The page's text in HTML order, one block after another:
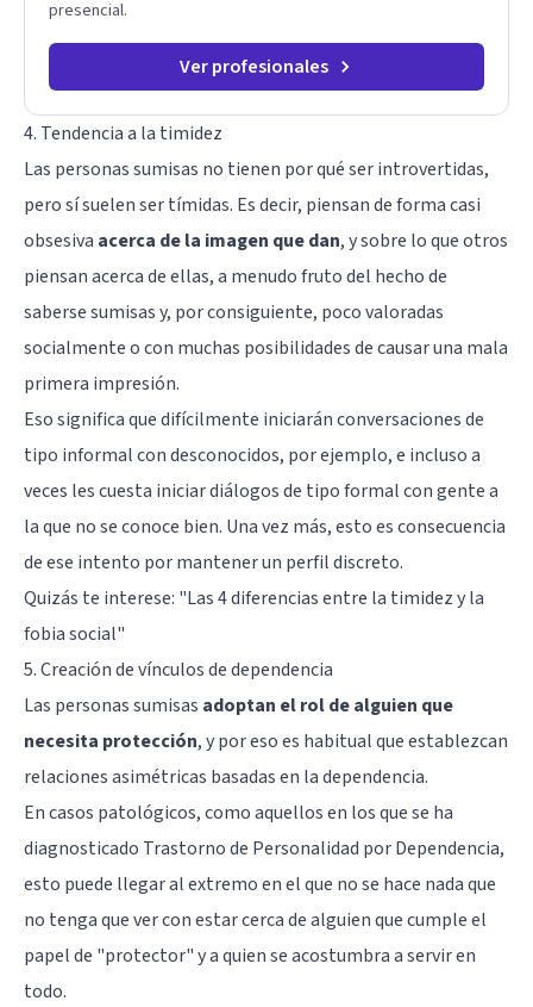
presencial.
Ver profesionales
4. Tendencia a la timidez
Las personas sumisas no tienen por qué serintrovertidas,
pero sí suelen ser tímidas. Es decir, piensan de forma casi
obsesiva acerca de la imagen que dan, y sobre lo que otros
piensan acerca de ellas, a menudo fruto del hecho de
saberse sumisas y, por consiguiente, poco valoradas
socialmente o con muchas posibilidades de causar una mala
primera impresión.
Eso significa que difícilmente iniciarán conversaciones de
tipo informal con desconocidos, por ejemplo, e incluso a
veces les cuesta iniciar diálogos de tipo formal con gente a
la que no se conoce bien. Una vez más, esto es consecuencia
de ese intento por mantener un perfil discreto.
Quizás te interese: "Las 4 diferencias entre la timidez y la
fobia social"
5. Creación de vínculos de dependencia
Las personas sumisas adoptan el rol de alguien que
necesita protección, y por eso es habitual que establezcan
relaciones asimétricas basadas en la dependencia.
En casos patológicos, como aquellos en los que se ha
diagnosticado Trastorno de Personalidad por Dependencia,
esto puede llegar al extremo en el que no se hace nada que
no tenga que ver con estar cerca de alguien que cumple el
papel de "protector" y a quien se acostumbra a servir en
todo.